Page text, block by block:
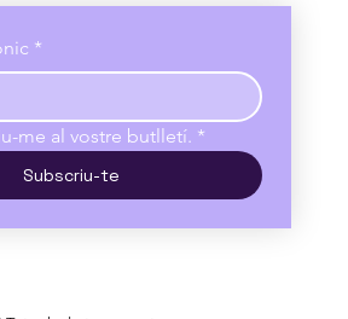
*
me al vostre butlletí. *
Subscriu-te